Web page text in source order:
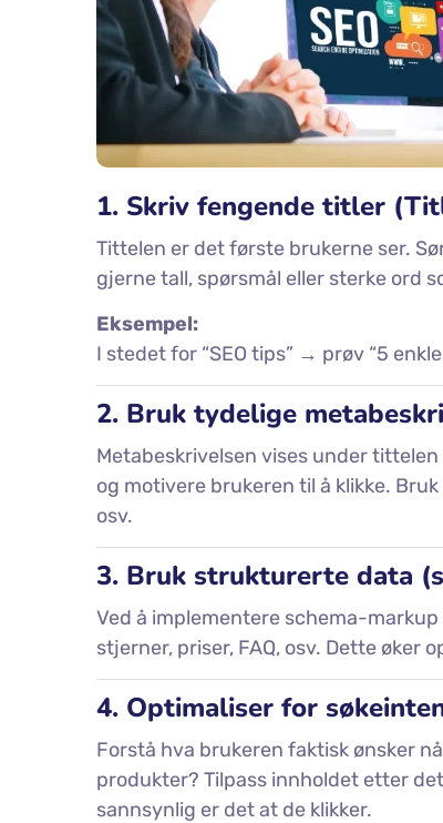
1. Skriv fengende titler
Tittelen er det første brukerne ser.
gjerne tall, spørsmål eller sterke ord
Eksempel:
I stedet for “SEO tips” → prøv “5
2. Bruk tydelige
Metabeskrivelsen vises under
og motivere brukeren til å klikke.
osv.
3. Bruk strukturerte data
Ved å implementere schema-
stjerner, priser, FAQ, osv. Dette øker
4. Optimaliser for
Forstå hva brukeren faktisk ønsker
produkter? Tilpass innholdet etter
sannsynlig er det at de klikker.